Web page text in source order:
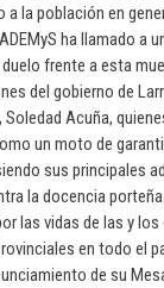
la población en
ha llamado a
frente a esta
del gobierno de
Acuña,
un moto de
sus principales
la docencia
las vidas de las y
en todo el
de su